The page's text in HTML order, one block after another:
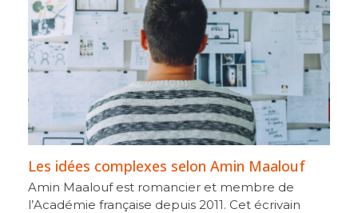
Les idées complexes selon Amin Maalouf
Amin Maalouf est romancier et membre de
l’Académie française depuis 2011. Cet écrivain